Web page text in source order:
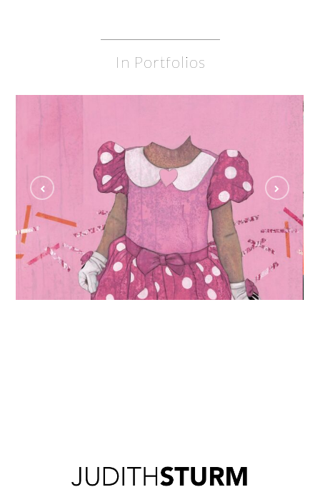
In Portfolios
Disneynym
MAXI MOUSE